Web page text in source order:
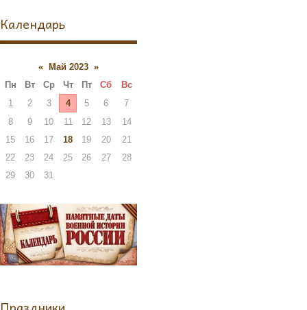
Календарь
« Май 2023 »
Пн
Вт Ср Чт Пт Сб
Вс
1
2 3 4 5 6
7
8
9 10 11 12 13
14
15
16 17 18 19 20
21
22
23 24 25 26 27
28
29
30 31